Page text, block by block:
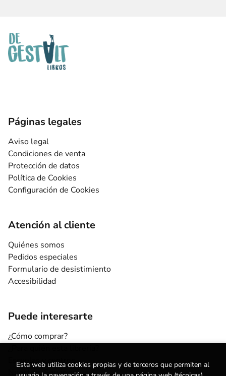
Páginas legales
Aviso legal
Condiciones de venta
Protección de datos
Política de Cookies
Configuración de Cookies
Atención al cliente
Quiénes somos
Pedidos especiales
Formulario de desistimiento
Accesibilidad
Puede interesarte
¿Cómo comprar?
Escuelas y centros
Nuestros Servicios
Esta web utiliza cookies propias y de terceros que permiten al